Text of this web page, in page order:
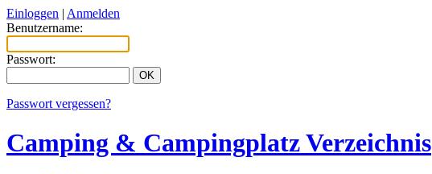
Einloggen | Anmelden
Benutzername:
Passwort:
Passwort vergessen?
Camping & Campingplatz Verzeichnis